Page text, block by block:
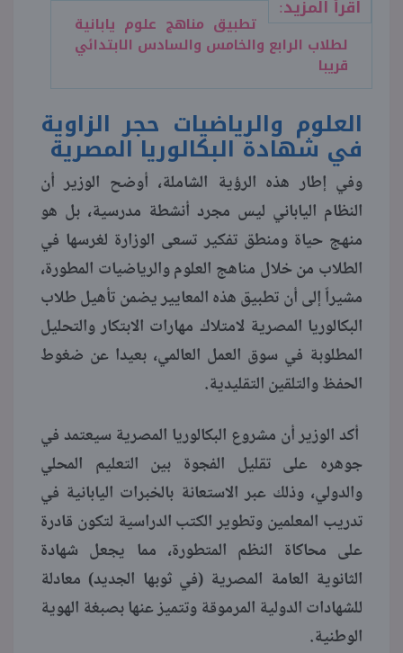
اقرأ المزيد:
تطبيق مناهج علوم يابانية
لطلاب الرابع والخامس والسادس الابتدائي
قريبا
العلوم والرياضيات حجر الزاوية
في شهادة البكالوريا المصرية
وفي إطار هذه الرؤية الشاملة، أوضح الوزير أن
النظام الياباني ليس مجرد أنشطة مدرسية، بل هو
منهج حياة ومنطق تفكير تسعى الوزارة لغرسها في
الطلاب من خلال مناهج العلوم والرياضيات المطورة،
مشيراً إلى أن تطبيق هذه المعايير يضمن تأهيل طلاب
البكالوريا المصرية لامتلاك مهارات الابتكار والتحليل
المطلوبة في سوق العمل العالمي، بعيدا عن ضغوط
الحفظ والتلقين التقليدية.
أكد الوزير أن مشروع البكالوريا المصرية سيعتمد في
جوهره على تقليل الفجوة بين التعليم المحلي
والدولي، وذلك عبر الاستعانة بالخبرات اليابانية في
تدريب المعلمين وتطوير الكتب الدراسية لتكون قادرة
على محاكاة النظم المتطورة، مما يجعل شهادة
الثانوية العامة المصرية (في ثوبها الجديد) معادلة
للشهادات الدولية المرموقة وتتميز عنها بصبغة الهوية
الوطنية.